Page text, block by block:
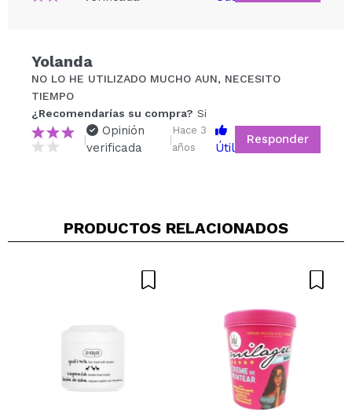
Tu vídeo podría ser el primero. Imagínatelo...
¿Recomendarías su compra? Si No
5/5
Yolanda
NO LO HE UTILIZADO MUCHO AUN, NECESITO
TIEMPO
¿Recomendarías su compra? Si
|
Opinión
verificada
|
Hace 3
años
Útil
Responder
PRODUCTOS RELACIONADOS